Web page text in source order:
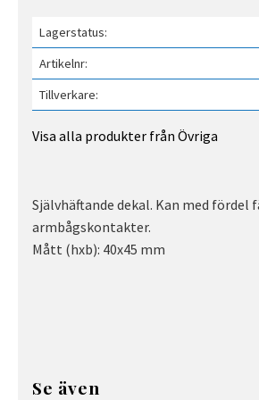
Lagerstatus
Artikelnr
Tillverkare
Visa alla produkter från Övriga
Självhäftande dekal. Kan med fördel
armbågskontakter.
Mått (hxb): 40x45 mm
Se även